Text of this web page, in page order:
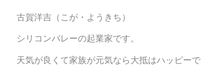
古賀洋吉（こが・ようきち）
シリコンバレーの起業家です。
天気が良くて家族が元気なら大抵はハッピーで